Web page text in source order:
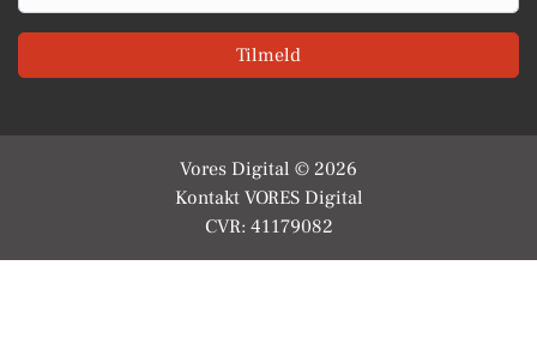
Tilmeld
Vores Digital © 2026
Kontakt VORES Digital
CVR: 41179082